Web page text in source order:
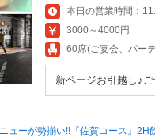
本日の営業時間：
3000～4000円
60席(ご宴会、パー
新ページお引越し♪
ューが勢揃い!!『佐賀コース』2H